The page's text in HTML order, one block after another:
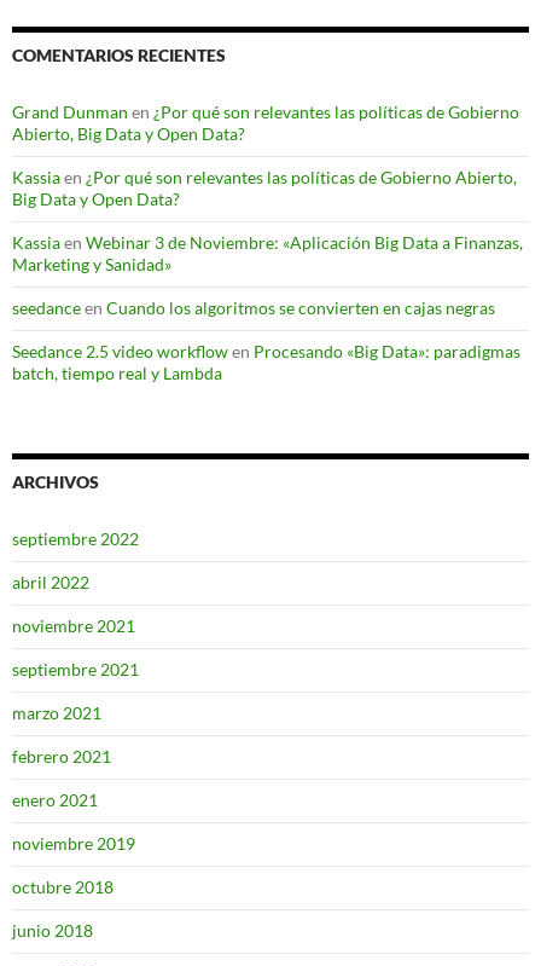
COMENTARIOS RECIENTES
Grand Dunman en ¿Por qué son relevantes las políticas de Gobierno
Abierto, Big Data y Open Data?
Kassiaen ¿Por qué son relevantes las políticas de Gobierno Abierto,
Big Data y Open Data?
Kassiaen Webinar 3 de Noviembre: «Aplicación Big Data a Finanzas,
Marketing y Sanidad»
seedanceen Cuando los algoritmos se convierten en cajas negras
Seedance 2.5 video workflowen Procesando «Big Data»: paradigmas
batch, tiempo real y Lambda
ARCHIVOS
septiembre 2022
abril 2022
noviembre 2021
septiembre 2021
marzo 2021
febrero 2021
enero 2021
noviembre 2019
octubre 2018
junio 2018